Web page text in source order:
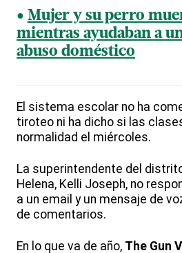
Mujer y su perro
mientras ayudaban a
abuso doméstico
El sistema escolar no ha
tiroteo ni ha dicho si las
normalidad el miércoles.
La superintendente del
Helena, Kelli Joseph, no
a un email y un mensaje de
de comentarios.
En lo que va de año, The Gun